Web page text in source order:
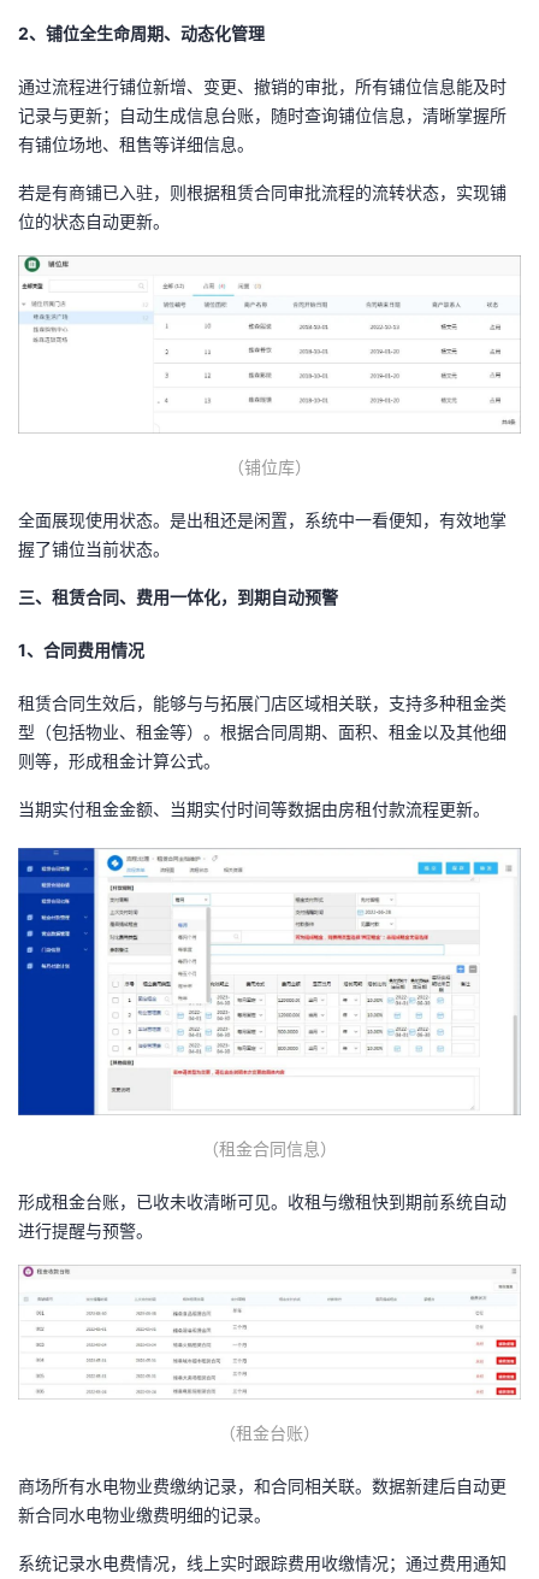
2、铺位全生命周期、动态化管理
通过流程进行铺位新增、变更、撤销的审批，所有铺位信息能及时
记录与更新；自动生成信息台账，随时查询铺位信息，清晰掌握所
有铺位场地、租售等详细信息。
若是有商铺已入驻，则根据租赁合同审批流程的流转状态，实现铺
位的状态自动更新。
（铺位库）
全面展现使用状态。是出租还是闲置，系统中一看便知，有效地掌
握了铺位当前状态。
三、租赁合同、费用一体化，到期自动预警
1、合同费用情况
租赁合同生效后，能够与与拓展门店区域相关联，支持多种租金类
型（包括物业、租金等）。根据合同周期、面积、租金以及其他细
则等，形成租金计算公式。
当期实付租金金额、当期实付时间等数据由房租付款流程更新。
（租金合同信息）
形成租金台账，已收未收清晰可见。收租与缴租快到期前系统自动
进行提醒与预警。
（租金台账）
商场所有水电物业费缴纳记录，和合同相关联。数据新建后自动更
新合同水电物业缴费明细的记录。
系统记录水电费情况，线上实时跟踪费用收缴情况；通过费用通知